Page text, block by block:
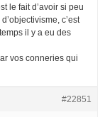
le fait d’avoir si peu
c’est
il y a eu des
vos conneries qui
#22851